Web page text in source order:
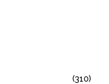
(310)